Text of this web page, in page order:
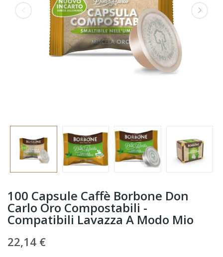
100 Capsule Caffè Borbone Don
Carlo Oro Compostabili -
Compatibili Lavazza A Modo Mio
22,14 €